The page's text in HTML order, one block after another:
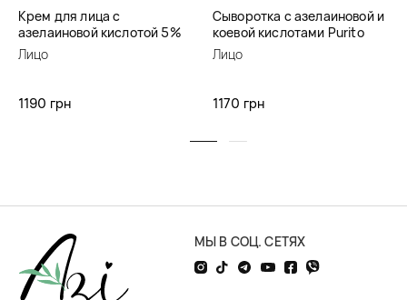
Крем для лица с
азелаиновой кислотой 5%
Skin&Lab Azelaic Acid
Balancing Moisturizer
Лицо
1190 грн
Сыворотка с азелаиновой и
коевой кислотами Purito
Seoul Azelaic Acid 10 Kojic
Tea Tree Serum
Лицо
1170 грн
МЫ В СОЦ. СЕТЯХ